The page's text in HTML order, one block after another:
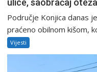
ulice, saobraćaj
Područje Konjica danas
praćeno obilnom kišom,
Vijesti